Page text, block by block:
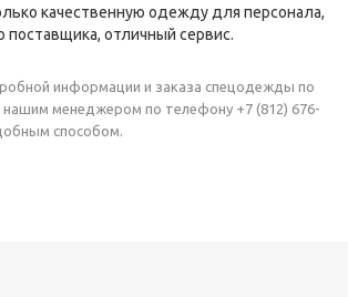
качественную одежду для персонала,
поставщика, отличный сервис.
информации и заказа спецодежды по
менеджером по телефону +7 (812) 676-
способом.